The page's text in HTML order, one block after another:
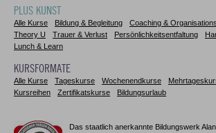
PLUS KUNST
Alle Kurse Bildung & Begleitung
Coaching &
Theory U
Trauer & Verlust Persönlichkeitsentfaltung
Lunch & Learn
KURSFORMATE
Alle Kurse Tageskurse Wochenendkurse
Kursreihen
Zertifikatskurse Bildungsurlaub
Das staatlich anerkannte Bildungswerk